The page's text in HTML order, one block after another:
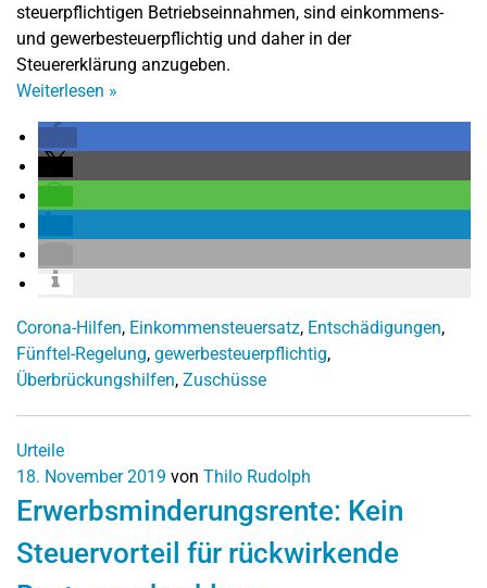
steuerpflichtigen Betriebseinnahmen, sind einkommens-
und gewerbesteuerpflichtig und daher in der
Steuererklärung anzugeben.
Weiterlesen »
Corona-Hilfen, Einkommensteuersatz, Entschädigungen,
Fünftel-Regelung, gewerbesteuerpflichtig,
Überbrückungshilfen, Zuschüsse
Urteile
18. November 2019 von Thilo Rudolph
Erwerbsminderungsrente: Kein
Steuervorteil für rückwirkende